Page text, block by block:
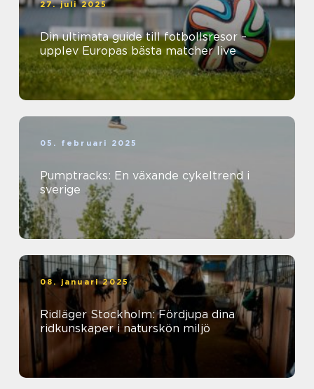
27. juli 2025
Din ultimata guide till fotbollsresor –
upplev Europas bästa matcher live
05. februari 2025
Pumptracks: En växande cykeltrend i
sverige
08. januari 2025
Ridläger Stockholm: Fördjupa dina
ridkunskaper i naturskön miljö